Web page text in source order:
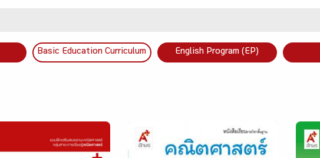
Basic Education Curriculum English Program (EP)